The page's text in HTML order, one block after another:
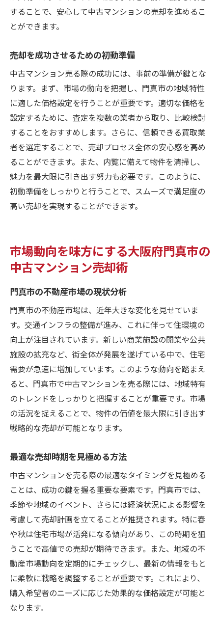
することで、安心して中古マンションの売却を進めるこ
とができます。
売却を成功させるための初動準備
中古マンション売る際の成功には、事前の準備が鍵とな
ります。まず、市場の動向を把握し、門真市の地域特性
に適した価格設定を行うことが重要です。適切な価格を
設定するために、査定を複数の業者から取り、比較検討
することをおすすめします。さらに、信頼できる買取業
者を選定することで、売却プロセス全体の安心感を高め
ることができます。また、内覧に備えて物件を清掃し、
魅力を最大限に引き出す努力も必要です。このように、
初動準備をしっかりと行うことで、スムーズで満足度の
高い売却を実現することができます。
市場動向を味方にする大阪府門真市の
中古マンション売却術
門真市の不動産市場の現状分析
門真市の不動産市場は、近年大きな変化を見せていま
す。交通インフラの整備が進み、これに伴って住環境の
向上が注目されています。新しい商業施設の開業や公共
施設の拡充など、街全体が発展を遂げている中で、住宅
需要が急速に増加しています。このような動向を踏まえ
ると、門真市で中古マンションを売る際には、地域特有
のトレンドをしっかりと把握することが重要です。市場
の活況を捉えることで、物件の価値を最大限に引き出す
戦略的な売却が可能となります。
最適な売却時期を見極める方法
中古マンションを売る際の最適なタイミングを見極める
ことは、成功の鍵を握る重要な要素です。門真市では、
季節や地域のイベント、さらには経済状況による影響を
考慮して売却計画を立てることが推奨されます。特に春
や秋は住宅市場が活発になる傾向があり、この時期を狙
うことで高値での売却が期待できます。また、地域の不
動産市場動向を定期的にチェックし、最新の情報をもと
に柔軟に戦略を調整することが重要です。これにより、
購入希望者のニーズに応じた効果的な価格設定が可能と
なります。